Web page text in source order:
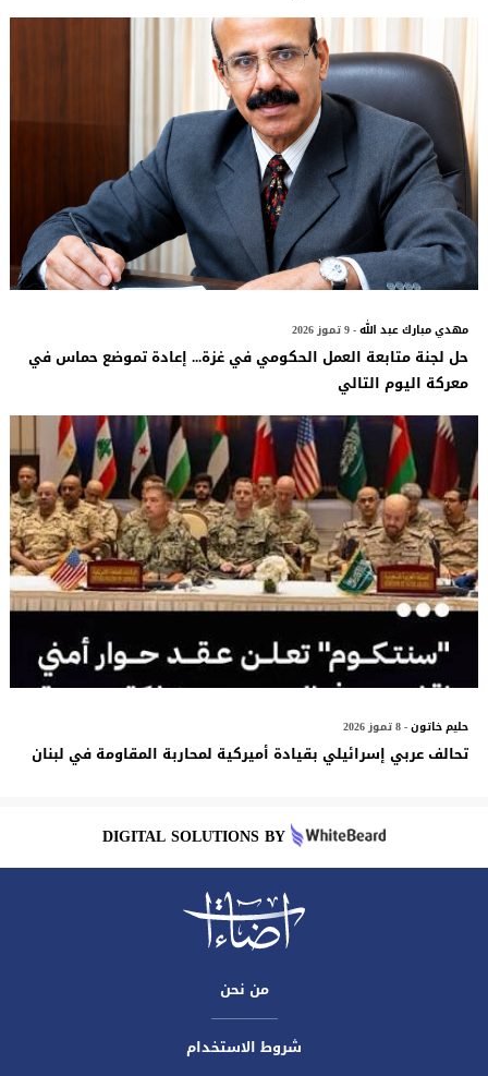
مهدي مبارك عبد الله- 9 تموز 2026
حل لجنة متابعة العمل الحكومي في غزة... إعادة تموضع حماس في
معركة اليوم التالي
حليم خاتون- 8 تموز 2026
تحالف عربي إسرائيلي بقيادة أميركية لمحاربة المقاومة في لبنان
DIGITAL SOLUTIONS BY
من نحن
شروط الاستخدام